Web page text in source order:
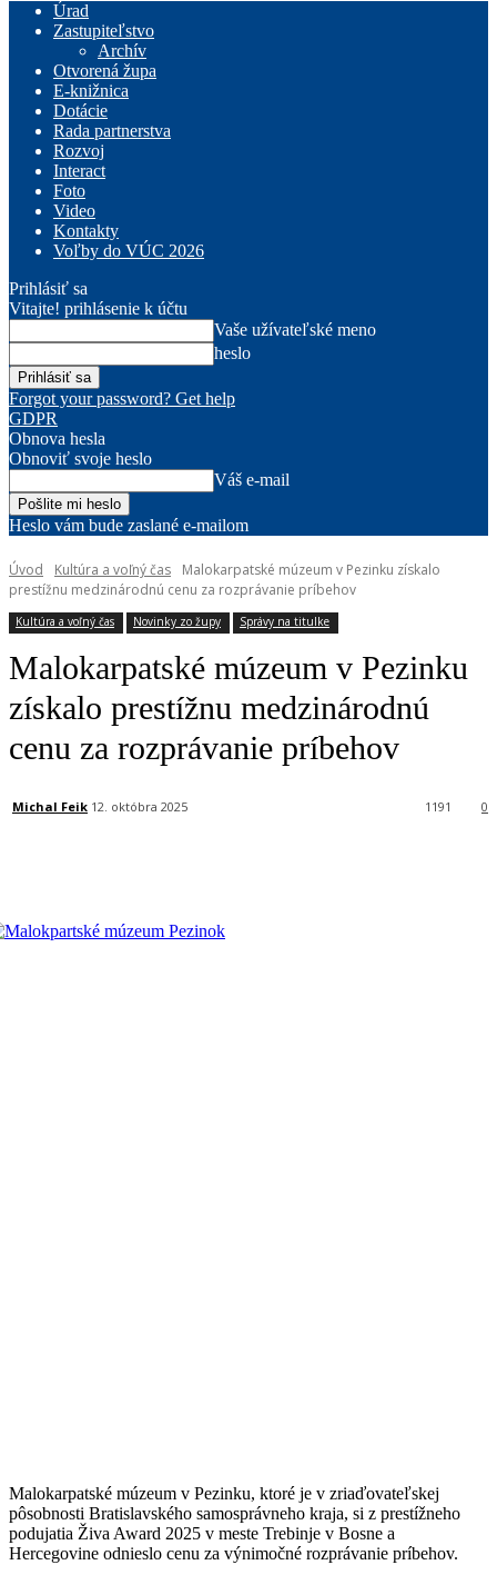
Úrad
Zastupiteľstvo
Archív
Otvorená župa
E-knižnica
Dotácie
Rada partnerstva
Rozvoj
Interact
Foto
Video
Kontakty
Voľby do VÚC 2026
Prihlásiť sa
Vitajte! prihlásenie k účtu
Vaše užívateľské meno
heslo
Forgot your password? Get help
GDPR
Obnova hesla
Obnoviť svoje heslo
Váš e-mail
Heslo vám bude zaslané e-mailom
Úvod Kultúra a voľný čas
Malokarpatské múzeum v Pezinku získalo
prestížnu medzinárodnú cenu za rozprávanie príbehov
Kultúra a voľný čas Novinky zo župy Správy na titulke
Malokarpatské múzeum v Pezinku
získalo prestížnu medzinárodnú
cenu za rozprávanie príbehov
Michal Feik 12. októbra 2025 0
1191
Malokarpatské múzeum v Pezinku, ktoré je v zriaďovateľskej
pôsobnosti Bratislavského samosprávneho kraja, si z prestížneho
podujatia Živa Award 2025 v meste Trebinje v Bosne a
Hercegovine odnieslo cenu za výnimočné rozprávanie príbehov.